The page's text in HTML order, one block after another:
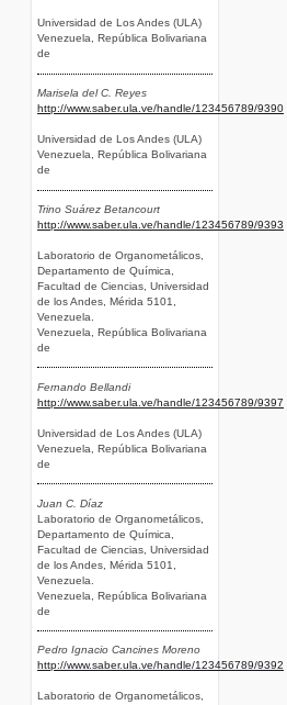
Universidad de Los Andes (ULA)
Venezuela, República Bolivariana
de
Marisela del C. Reyes
http://www.saber.ula.ve/handle/123456789/9390
Universidad de Los Andes (ULA)
Venezuela, República Bolivariana
de
Trino Suárez Betancourt
http://www.saber.ula.ve/handle/123456789/9393
Laboratorio de Organometálicos,
Departamento de Química,
Facultad de Ciencias, Universidad
de los Andes, Mérida 5101,
Venezuela.
Venezuela, República Bolivariana
de
Fernando Bellandi
http://www.saber.ula.ve/handle/123456789/9397
Universidad de Los Andes (ULA)
Venezuela, República Bolivariana
de
Juan C. Díaz
Laboratorio de Organometálicos,
Departamento de Química,
Facultad de Ciencias, Universidad
de los Andes, Mérida 5101,
Venezuela.
Venezuela, República Bolivariana
de
Pedro Ignacio Cancines Moreno
http://www.saber.ula.ve/handle/123456789/9392
Laboratorio de Organometálicos,